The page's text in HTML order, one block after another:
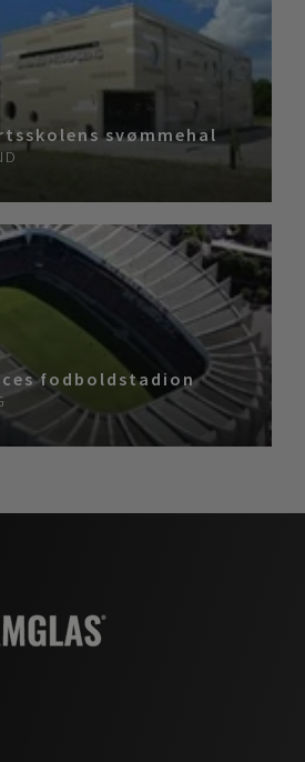
svømmehal
fodboldstadion